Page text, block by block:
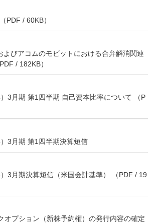
PDF / 60KB）
よびアコムのモビットにおける合弁解消関連
/ 182KB）
3月期 第1四半期 自己資本比率について （P
3月期 第1四半期決算短信
3月期決算短信（米国会計基準） （PDF / 19
オプション（新株予約権）の発行内容の確定